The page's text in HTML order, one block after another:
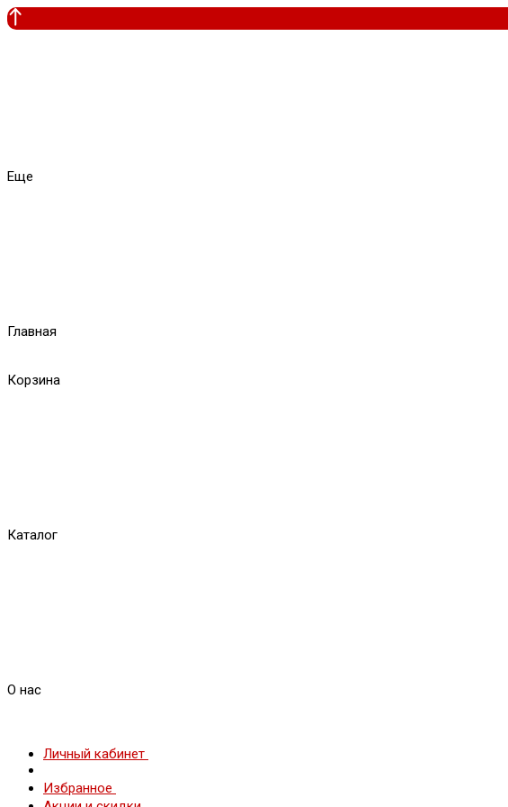
Еще
Главная
Корзина
Каталог
О нас
Личный кабинет
Избранное